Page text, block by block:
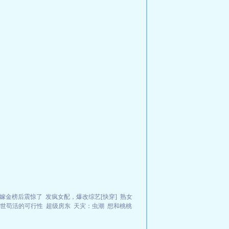
嫁金榜后震惊了 发疯女配，爆改综艺[快穿] 熟女
苟活的可行性 超级房东 天灾：虫潮 想和桃桃